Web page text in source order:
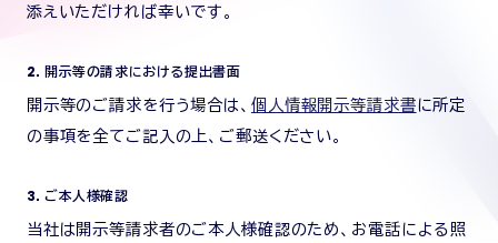
添えいただければ幸いです。
2．開示等の請求における提出書面
開示等のご請求を行う場合は、 個人情報開示等請求書に所定
の事項を全てご記入の上、ご郵送ください。
3．ご本人様確認
当社は開示等請求者のご本人様確認のため、お電話による照